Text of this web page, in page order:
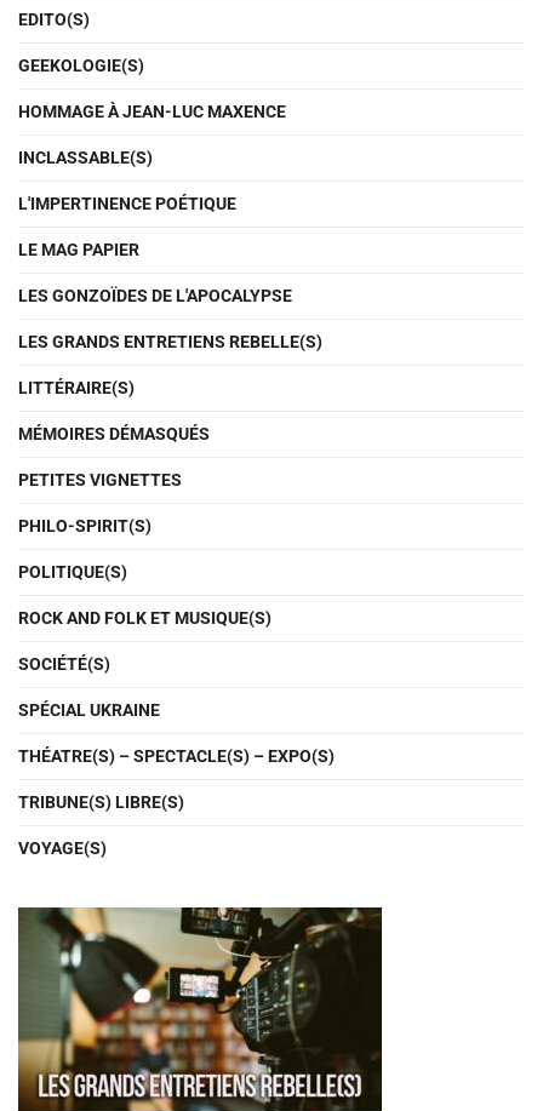
EDITO(S)
GEEKOLOGIE(S)
HOMMAGE À JEAN-LUC MAXENCE
INCLASSABLE(S)
L'IMPERTINENCE POÉTIQUE
LE MAG PAPIER
LES GONZOÏDES DE L'APOCALYPSE
LES GRANDS ENTRETIENS REBELLE(S)
LITTÉRAIRE(S)
MÉMOIRES DÉMASQUÉS
PETITES VIGNETTES
PHILO-SPIRIT(S)
POLITIQUE(S)
ROCK AND FOLK ET MUSIQUE(S)
SOCIÉTÉ(S)
SPÉCIAL UKRAINE
THÉATRE(S) – SPECTACLE(S) – EXPO(S)
TRIBUNE(S) LIBRE(S)
VOYAGE(S)